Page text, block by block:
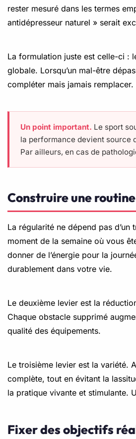
rester mesuré dans les termes
antidépresseur naturel » serait
La formulation juste est celle-ci :
globale. Lorsqu’un mal-être
compléter mais jamais
Un point important. Le sport
la performance devient source
Par ailleurs, en cas de
Construire une
La régularité ne dépend pas
moment de la semaine où vous
donner de l’énergie pour la
durablement dans votre vie.
Le deuxième levier est la
Chaque obstacle supprimé
qualité des équipements.
Le troisième levier est la variété.
complète, tout en évitant la
la pratique vivante et stimulante.
Fixer des objectifs